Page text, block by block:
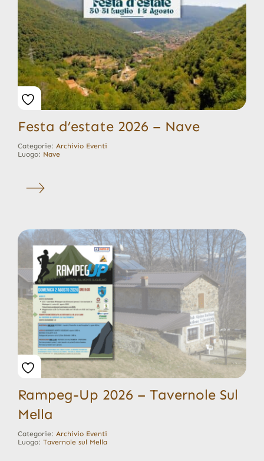
Festa d’estate 2026 – Nave
Categorie: Archivio Eventi
Luogo: Nave
Rampeg-Up 2026 – Tavernole Sul
Mella
Categorie: Archivio Eventi
Luogo: Tavernole sul Mella